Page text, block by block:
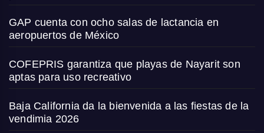
GAP cuenta con ocho salas de lactancia en
aeropuertos de México
COFEPRIS garantiza que playas de Nayarit son
aptas para uso recreativo
Baja California da la bienvenida a las fiestas de la
vendimia 2026